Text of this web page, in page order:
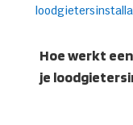
Hoe werkt
je